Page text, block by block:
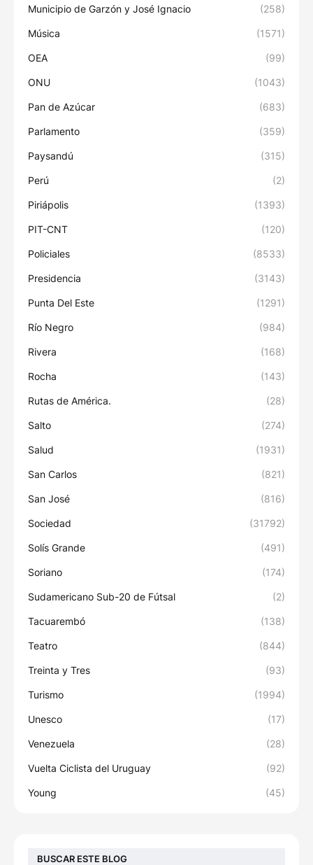
Municipio de Garzón y José Ignacio (258)
Música (1571)
OEA (99)
ONU (1043)
Pan de Azúcar (683)
Parlamento (359)
Paysandú (315)
Perú (2)
Piriápolis (1393)
PIT-CNT (120)
Policiales (8533)
Presidencia (3143)
Punta Del Este (1291)
Río Negro (984)
Rivera (168)
Rocha (143)
Rutas de América. (28)
Salto (274)
Salud (1931)
San Carlos (821)
San José (816)
Sociedad (31792)
Solís Grande (491)
Soriano (174)
Sudamericano Sub-20 de Fútsal (2)
Tacuarembó (138)
Teatro (844)
Treinta y Tres (93)
Turismo (1994)
Unesco (17)
Venezuela (28)
Vuelta Ciclista del Uruguay (92)
Young (45)
BUSCAR ESTE BLOG